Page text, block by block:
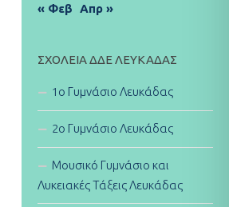
« Φεβ Απρ »
ΣΧΟΛΕΊΑ ΔΔΕ ΛΕΥΚΆΔΑΣ
1ο Γυμνάσιο Λευκάδας
2ο Γυμνάσιο Λευκάδας
Μουσικό Γυμνάσιο και
Λυκειακές Τάξεις Λευκάδας